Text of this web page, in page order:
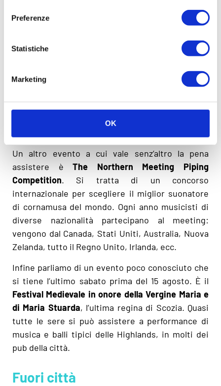
Preferenze
Statistiche
Marketing
OK
SA 3.0],via Wikimedia Commons
divertente
opportunità
per godersi un’atmosfera festosa allietata da
canti, accompagnati dalle cornamuse e da balli
con le Highlands come sfondo suggestivo
lancio della balla di fieno e lancio di pesi vari, alla
Un altro evento a cui vale senz’altro la pena
assistere èThe Northern Meeting Piping
Competition. Si tratta di un concorso
internazionale per scegliere il miglior suonatore
di cornamusa del mondo. Ogni anno musicisti di
diverse nazionalità partecipano al meeting:
vengono dal Canada, Stati Uniti, Australia, Nuova
Zelanda, tutto il Regno Unito, Irlanda, ecc.
Infine parliamo di un evento poco conosciuto che
si tiene l’ultimo sabato prima del 15 agosto. È il
Festival Medievale in onore della Vergine Maria e
di Maria Stuarda, l’ultima regina di Scozia. Quasi
tutte le sere si può assistere a performance di
musica e balli tipici delle Highlands, in molti dei
pub della città.
Fuori città